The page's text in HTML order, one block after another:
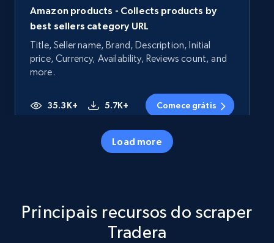
Amazon products - Collects products by
best sellers category URL
Title, Seller name, Brand, Description, Initial
price, Currency, Availability, Reviews count, and
more.
35.3K+ 5.7K+ Comece grátis
price, Currency, Availability, Reviews count, and
Load more
Principais recursos do scraper
Tradera